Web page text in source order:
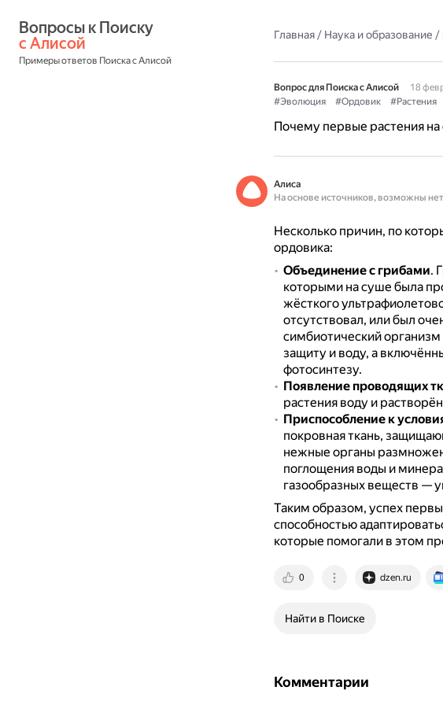
с Алисой
Примеры ответов Поиска с Алисой
Главная/ Наука и образование /
Вопрос для Поиска с Алисой
18
#Эволюция
#Ордовик #Растения
Почему первые растения
Алиса
На основе источников, возможны
Несколько причин, по
ордовика:
Объединение с грибами.
которыми на суше была
жёсткого
отсутствовал, или был
симбиотический
защиту и воду, а
фотосинтезу.
Появление проводящих
растения воду и
Приспособление к
покровная ткань,
нежные органы
поглощения воды и
газообразных веществ —
Таким образом, успех
способностью
которые помогали в этом
0 dzen.ru
Найти в Поиске
Комментарии